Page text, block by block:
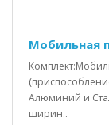
Мобильная
Алюминий и
ширин..